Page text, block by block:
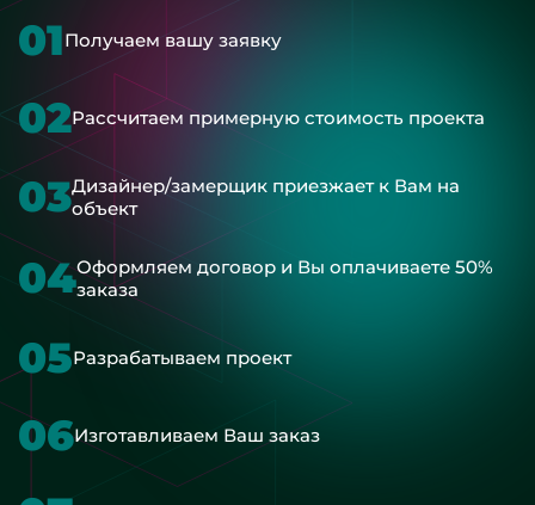
01Получаем вашу заявку
02Рассчитаем примерную стоимость проекта
03Дизайнер/замерщик приезжает к Вам на
объект
04Оформляем договор и Вы оплачиваете 50%
заказа
05Разрабатываем проект
06Изготавливаем Ваш заказ